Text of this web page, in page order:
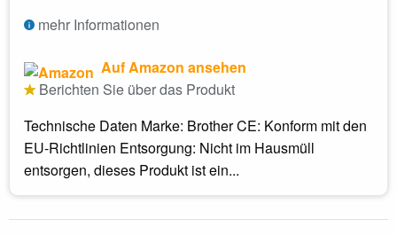
mehr Informationen
Auf Amazon ansehen
Berichten Sie über das Produkt
Technische Daten Marke: Brother CE: Konform mit den
EU-Richtlinien Entsorgung: Nicht im Hausmüll
entsorgen, dieses Produkt ist ein...